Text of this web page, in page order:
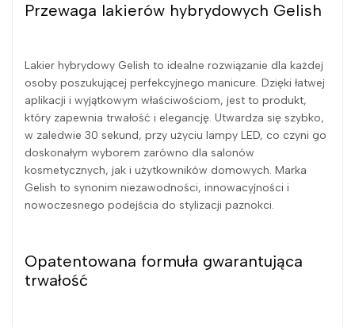
Przewaga lakierów hybrydowych Gelish
Lakier hybrydowy Gelish to idealne rozwiązanie dla każdej
osoby poszukującej perfekcyjnego manicure. Dzięki łatwej
aplikacji i wyjątkowym właściwościom, jest to produkt,
który zapewnia trwałość i elegancję. Utwardza się szybko,
w zaledwie 30 sekund, przy użyciu lampy LED, co czyni go
doskonałym wyborem zarówno dla salonów
kosmetycznych, jak i użytkowników domowych. Marka
Gelish to synonim niezawodności, innowacyjności i
nowoczesnego podejścia do stylizacji paznokci.
Opatentowana formuła gwarantująca
trwałość